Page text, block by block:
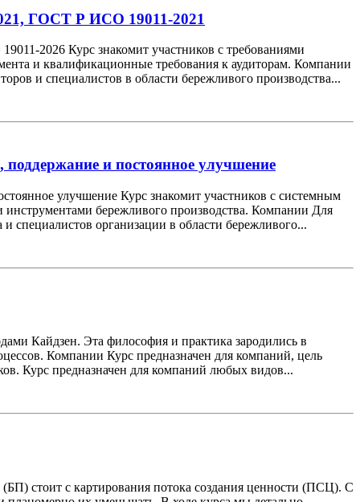
ГОСТ Р ИСО 19011-2021
2026 Курс знакомит участников с требованиями
и квалификационные требования к аудиторам. Компании
и специалистов в области бережливого производства...
и постоянное улучшение
улучшение Курс знакомит участников с системным
бережливого производства. Компании Для
специалистов организации в области бережливого...
Кайдзен. Эта философия и практика зародились в
Компании Курс предназначен для компаний, цель
Курс предназначен для компаний любых видов...
стоит с картирования потока создания ценности (ПСЦ). С